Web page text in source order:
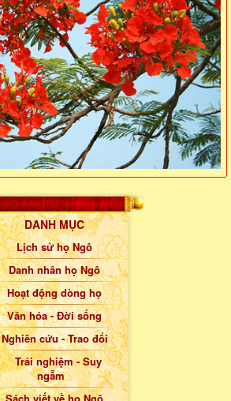
DANH MỤC
Lịch sử họ Ngô
Danh nhân họ Ngô
Hoạt động dòng họ
Văn hóa - Đời sống
Nghiên cứu - Trao đổi
Trải nghiệm - Suy
ngẫm
Sách viết về họ Ngô